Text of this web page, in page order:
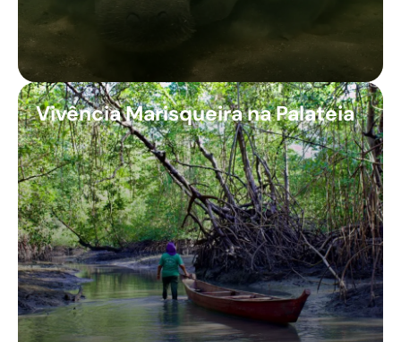
Vivência Marisqueira na Palateia